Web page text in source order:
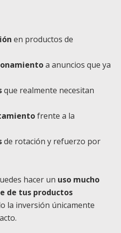
en productos de
a anuncios que ya
que realmente necesitan
frente a la
de rotación y refuerzo por
hacer un uso mucho
de tus productos
la inversión únicamente